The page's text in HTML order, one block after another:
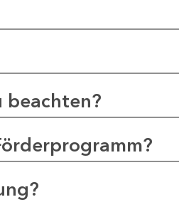
beachten?